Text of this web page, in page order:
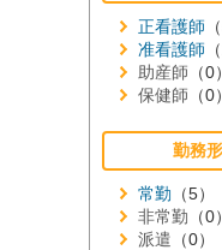
正看護師
准看護師
助産師 （0）
保健師 （0）
勤務
常勤 （5）
非常勤 （0）
派遣 （0）